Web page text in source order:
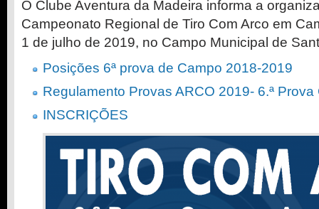
O Clube Aventura da Madeira informa a
Campeonato Regional de Tiro Com Arco em
1 de julho de 2019, no Campo Municipal de
Posições 6ª prova de Campo 2018-2019
Regulamento Provas ARCO 2019- 6.ª Prova
INSCRIÇÕES